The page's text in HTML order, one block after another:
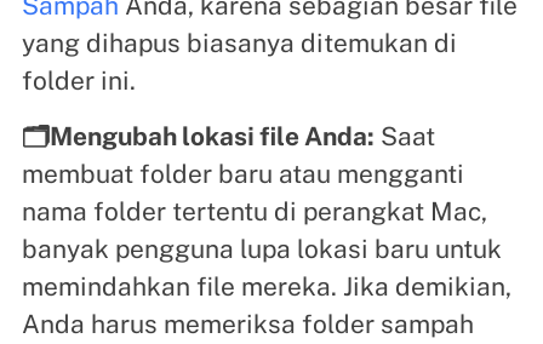
yang dihapus biasanya ditemukan di
folder ini.
🗂️Mengubah lokasi file Anda: Saat
membuat folder baru atau mengganti
nama folder tertentu di perangkat Mac,
banyak pengguna lupa lokasi baru untuk
memindahkan file mereka. Jika demikian,
Anda harus memeriksa folder sampah